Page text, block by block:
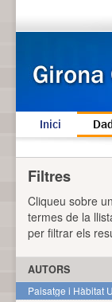
Inici
Filtres
Cliqueu sobre
termes de la
per filtrar els
AUTORS
Paisatge i Hàbitat